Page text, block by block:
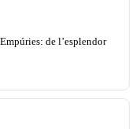
de l’esplendor